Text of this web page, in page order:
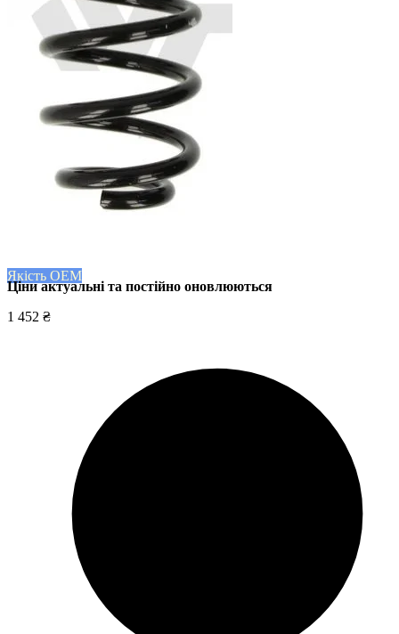
Якість OEM
Ціни актуальні та постійно оновлюються
1 452 ₴